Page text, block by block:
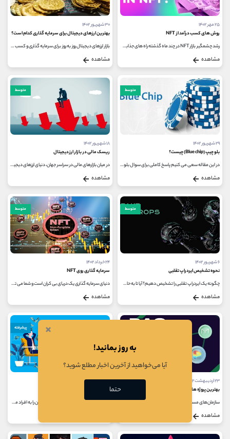
۲۵ مهر ۱۴۰۲
روش های کسب درآمد از NFT
رشد چشمگیر بازار NFT در چند ماه گذشته راه های جذابی را برای کسب سود و کسب درآمد از NFT به سرمایه گذاران ارائه کرده است؛ بنابراین...
مشاهده
۳۰ شهریور ۱۴۰۲
بهترین ارزهای دیجیتال برای سرمایه گذاری کدام است؟
بازار ارزهای دیجیتال روز به روز برای سرمایه گذاری و کسب درآمد محبوب تر می شود. استقبال روزافزون مردم از این ارزها، امکان استفاده...
مشاهده
متوسط
۲۹ شهریور ۱۴۰۲
بلو چیپ (Blue chip) چیست؟
در این مقاله سعی می کنیم پاسخ کاملی برای سوال بلو چیپ (Blue chip) چیست؟ ارائه دهیم و به بررسی ارتباط عمیق بین بلو چیپ در دنیای...
مشاهده
متوسط
۱۸ شهریور ۱۴۰۲
ریسک مالی در بازار ارز دیجیتال
در میان بازارهای مالی در سراسر جهان، دنیای ارزهای دیجیتال یکی از محبوب ترین بازارهای سرمایه گذاری است اما به دلیل نوسانات...
مشاهده
متوسط
۶ شهریور ۱۴۰۲
نحوه تشخیص ایردراپ تقلبی
چگونه یک ایردراپ تقلبی را تشخیص دهیم؟ آیا تا به حال پول یا زمان خود را به دلیل کلاهبرداری ایردراپ از دست داده اید؟ بسیاری از...
مشاهده
متوسط
۲۴ خرداد ۱۴۰۲
سرمایه گذاری روی NFT
دنیای سرمایه گذاری یک دریای بی کران است و شما می توانید در حوزه های مختلفی سرمایه گذاری کنید؛ یکی از این حوزه ها سرمایه گذاری...
مشاهده
۲۳ اردیبهشت ۱۴۰۲
بهترین پروژه های دائو برای سرمایه گذاری چیست؟
سازمان‌های مستقل غیرمتمرکز (DAO) مهمترین بخش دنیای فناوری بلاک چین هستند. همانطور که از نام آنها پیداست، این سازمان ها پروتکل...
مشاهده
پیشرفته
۲۶ فروردین ۱۴۰۲
فرصت‌های درآمد منفعل کریپتو این امکان را به افراد می دهد تا بتوانند ضررهای ناشی از سقوط و رکود بازار را جبران کنند. همچنین...
×
به روز بمانید!
آیا می‌خواهید از آخرین اخبار مطلع شوید؟
حتما